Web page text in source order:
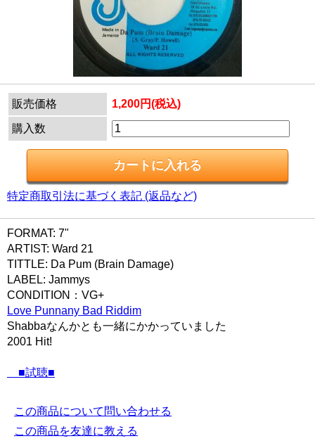
販売価格 1,200円(税込)
購入数
特定商取引法に基づく表記 (返品など)
FORMAT: 7"
ARTIST: Ward 21
TITTLE: Da Pum (Brain Damage)
LABEL: Jammys
CONDITION：VG+
Love Punnany Bad Riddim
Shabbaなんかとも一緒にかかっていました
2001 Hit!
■試聴■
この商品について問い合わせる
この商品を友達に教える